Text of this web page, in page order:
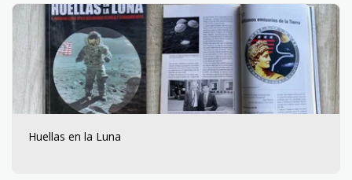
Huellas en la Luna